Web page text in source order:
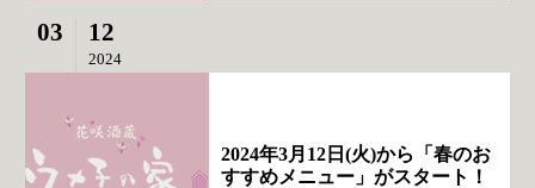
03 12
2024
2024年3月12日(火)から「春のお
すすめメニュー」がスタート！